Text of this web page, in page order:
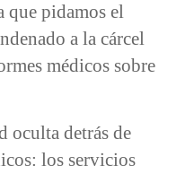
que pidamos el
a la cárcel
médicos sobre
oculta detrás de
los servicios